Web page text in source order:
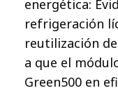
energética:
refrigeración
reutilización
a que el
Green500 en